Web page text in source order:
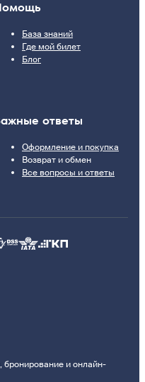
База знаний
Где мой билет
Блог
ответы
Оформление и покупка
Возврат и обмен
Все вопросы и ответы
и онлайн-